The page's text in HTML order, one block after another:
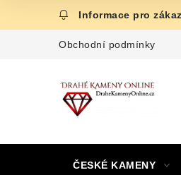
Obchodní podmínky
ČESKÉ KAMENY